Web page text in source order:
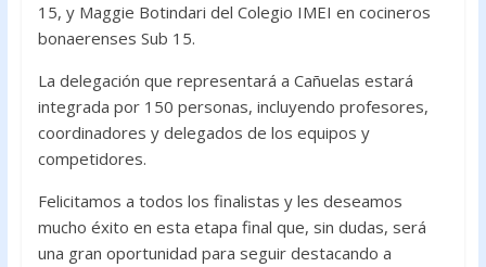
15, y Maggie Botindari del Colegio IMEI en cocineros
bonaerenses Sub 15.
La delegación que representará a Cañuelas estará
integrada por 150 personas, incluyendo profesores,
coordinadores y delegados de los equipos y
competidores.
Felicitamos a todos los finalistas y les deseamos
mucho éxito en esta etapa final que, sin dudas, será
una gran oportunidad para seguir destacando a